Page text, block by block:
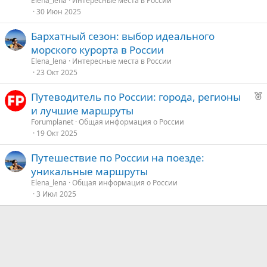
30 Июн 2025
Бархатный сезон: выбор идеального
морского курорта в России
Elena_lena
Интересные места в России
23 Окт 2025
Р
е
Путеводитель по России: города, регионы
и лучшие маршруты
Forumplanet Общая информация о России
19 Окт 2025
Путешествие по России на поезде:
уникальные маршруты
Elena_lena Общая информация о России
3 Июл 2025